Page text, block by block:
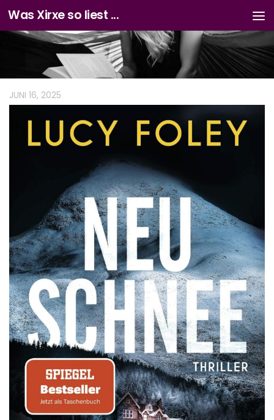
Zum Inhalt springen
Was Xirxe so liest ...
JUNI 16, 2025